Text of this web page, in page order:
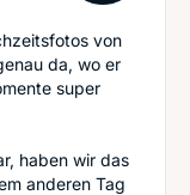
von
da, wo er
super
haben wir das
anderen Tag